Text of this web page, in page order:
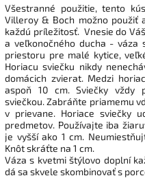
Všestranné použitie, tento
Villeroy & Boch možno použiť
každú príležitosť. Vnesie do
a veľkonočného ducha - váza
priestoru pre malé kytice,
Horiacu sviečku nikdy
domácich zvierat. Medzi
aspoň 10 cm. Sviečky vždy
sviečkou. Zabráňte priamemu
v prievane. Horiace sviečky
predmetov. Používajte iba
je vyšší ako 1 cm.
Knôt skráťte na 1 cm.
Váza s kvetmi štýlovo doplní
dá sa skvele skombinovať s